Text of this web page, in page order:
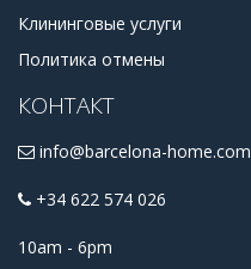
Клининговые услуги
Политика отмены
КОНТАКТ
info@barcelona-home.com
+34 622 574 026
10am - 6pm